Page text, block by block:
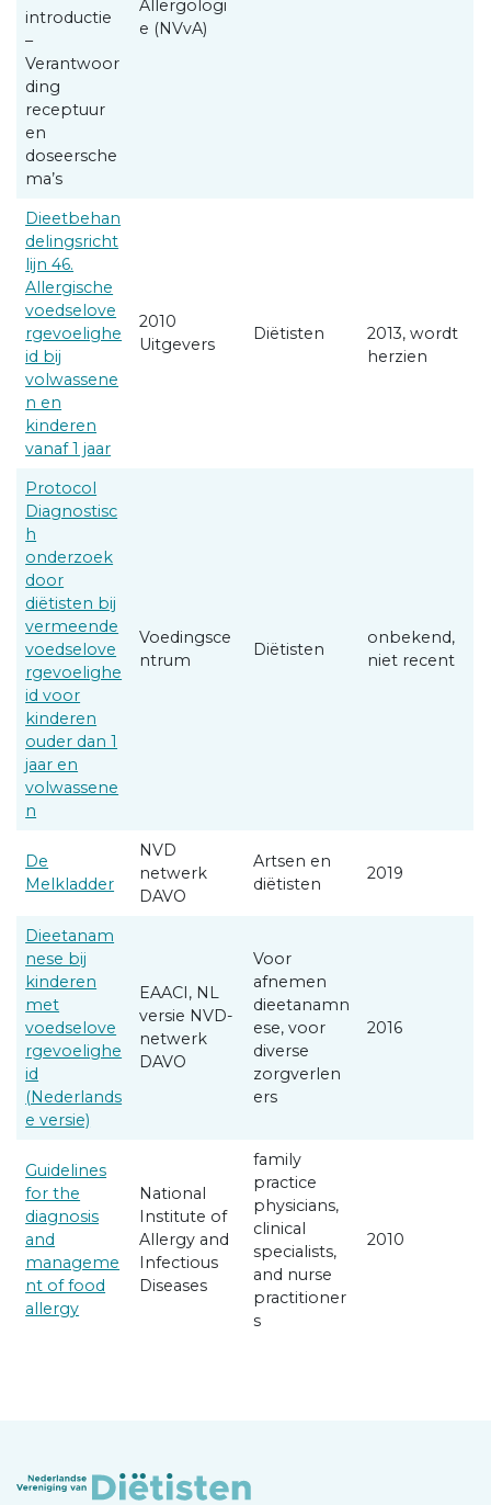
introductie
–
Verantwoor
ding
receptuur
en
doseersche
ma’s
Allergologi
e (NVvA)
Dieetbehan
delingsricht
lijn 46.
Allergische
voedselove
rgevoelighe
id bij
volwassene
n en
kinderen
vanaf 1 jaar
2010
Uitgevers
Diëtisten
2013, wordt
herzien
Protocol
Diagnostisc
h
onderzoek
door
diëtisten bij
vermeende
voedselove
rgevoelighe
id voor
kinderen
ouder dan 1
jaar en
volwassene
n
Voedingsce
ntrum
Diëtisten
onbekend,
niet recent
De
Melkladder
NVD
netwerk
DAVO
Artsen en
diëtisten
2019
Dieetanam
nese bij
kinderen
met
voedselove
rgevoelighe
id
(Nederlands
e versie)
EAACI, NL
versie NVD-
netwerk
DAVO
Voor
afnemen
dieetanamn
ese, voor
diverse
zorgverlen
ers
2016
Guidelines
for the
diagnosis
and
manageme
nt of food
allergy
National
Institute of
Allergy and
Infectious
Diseases
family
practice
physicians,
clinical
specialists,
and nurse
practitioner
s
2010